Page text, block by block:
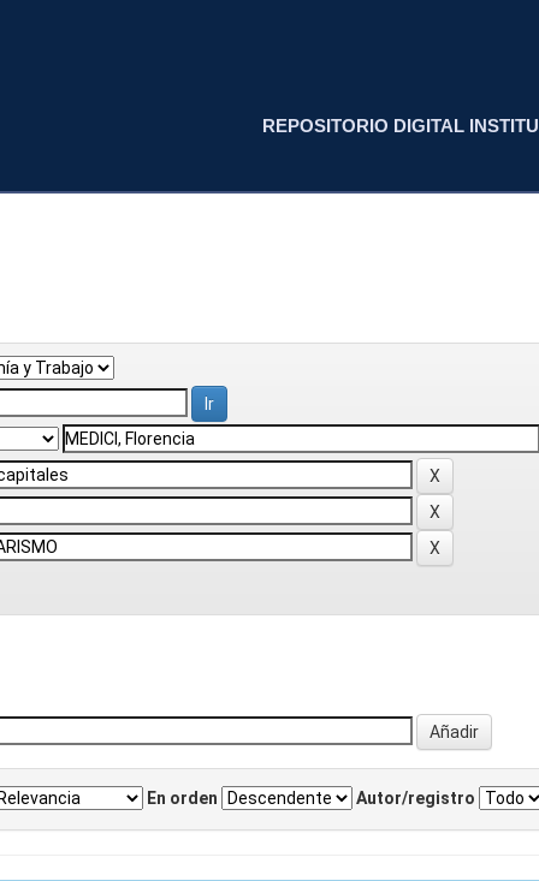
REPOSITORIO DIGITAL
En orden Autor/registro